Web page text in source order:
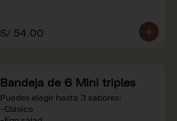
referenciales.
S/ 54.00
Bandeja de 6 Mini triples
Puedes elegir hasta 3 sabores:
-Clásico